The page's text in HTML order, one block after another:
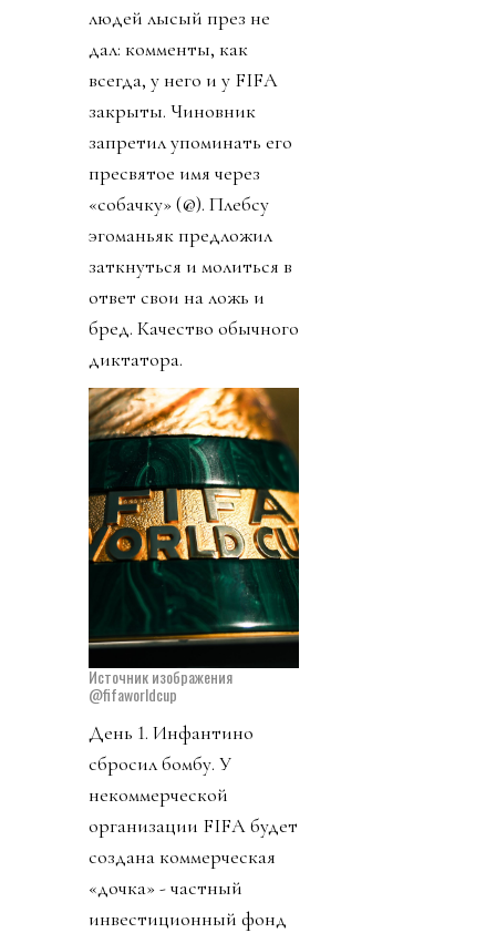
людей лысый през не
дал: комменты, как
всегда, у него и у FIFA
закрыты. Чиновник
запретил упоминать его
пресвятое имя через
«собачку» (@). Плебсу
эгоманьяк предложил
заткнуться и молиться в
ответ свои на ложь и
бред. Качество обычного
диктатора.
Источник изображения
@fifaworldcup
День 1. Инфантино
сбросил бомбу. У
некоммерческой
организации FIFA будет
создана коммерческая
«дочка» - частный
инвестиционный фонд